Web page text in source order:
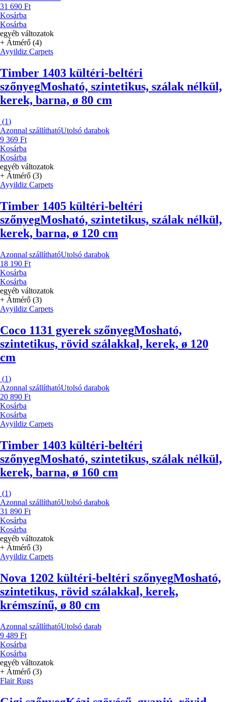
31 690 Ft
Kosárba
Kosárba
egyéb változatok
+ Átmérő (4)
Ayyildiz Carpets
Timber 1403 kültéri-beltéri
szőnyegMosható, szintetikus, szálak nélkül,
kerek, barna, ø 80 cm
(1)
Azonnal szállíthatóUtolsó darabok
9 369 Ft
Kosárba
Kosárba
egyéb változatok
+ Átmérő (3)
Ayyildiz Carpets
Timber 1405 kültéri-beltéri
szőnyegMosható, szintetikus, szálak nélkül,
kerek, barna, ø 120 cm
Azonnal szállíthatóUtolsó darabok
18 190 Ft
Kosárba
Kosárba
egyéb változatok
+ Átmérő (3)
Ayyildiz Carpets
Coco 1131 gyerek szőnyegMosható,
szintetikus, rövid szálakkal, kerek, ø 120
cm
(1)
Azonnal szállíthatóUtolsó darabok
20 890 Ft
Kosárba
Kosárba
Ayyildiz Carpets
Timber 1403 kültéri-beltéri
szőnyegMosható, szintetikus, szálak nélkül,
kerek, barna, ø 160 cm
(1)
Azonnal szállíthatóUtolsó darabok
31 890 Ft
Kosárba
Kosárba
egyéb változatok
+ Átmérő (3)
Ayyildiz Carpets
Nova 1202 kültéri-beltéri szőnyegMosható,
szintetikus, rövid szálakkal, kerek,
krémszínű, ø 80 cm
Azonnal szállíthatóUtolsó darab
9 489 Ft
Kosárba
Kosárba
egyéb változatok
+ Átmérő (3)
Flair Rugs